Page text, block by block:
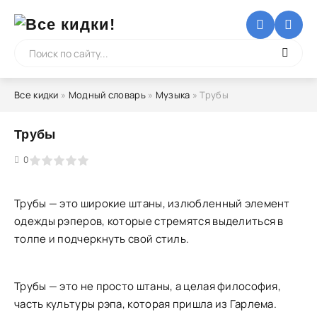
Все кидки » Модный словарь» Музыка » Трубы
Трубы
0
Трубы — это широкие штаны, излюбленный элемент
одежды рэперов, которые стремятся выделиться в
толпе и подчеркнуть свой стиль.
Трубы — это не просто штаны, а целая философия,
часть культуры рэпа, которая пришла из Гарлема.